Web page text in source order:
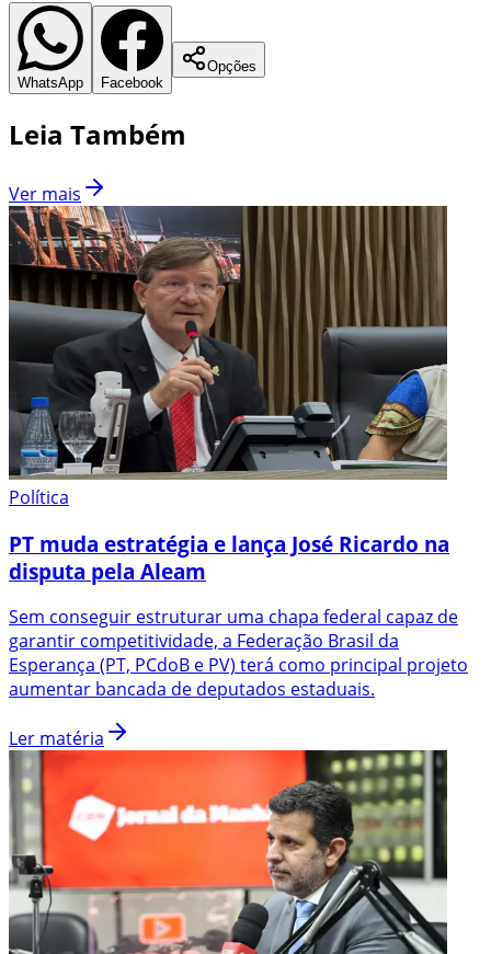
WhatsApp Facebook
Opções
Leia Também
Ver mais
Política
PT muda estratégia e lança José Ricardo na
disputa pela Aleam
Sem conseguir estruturar uma chapa federal capaz de
garantir competitividade, a Federação Brasil da
Esperança (PT, PCdoB e PV) terá como principal projeto
aumentar bancada de deputados estaduais.
Ler matéria